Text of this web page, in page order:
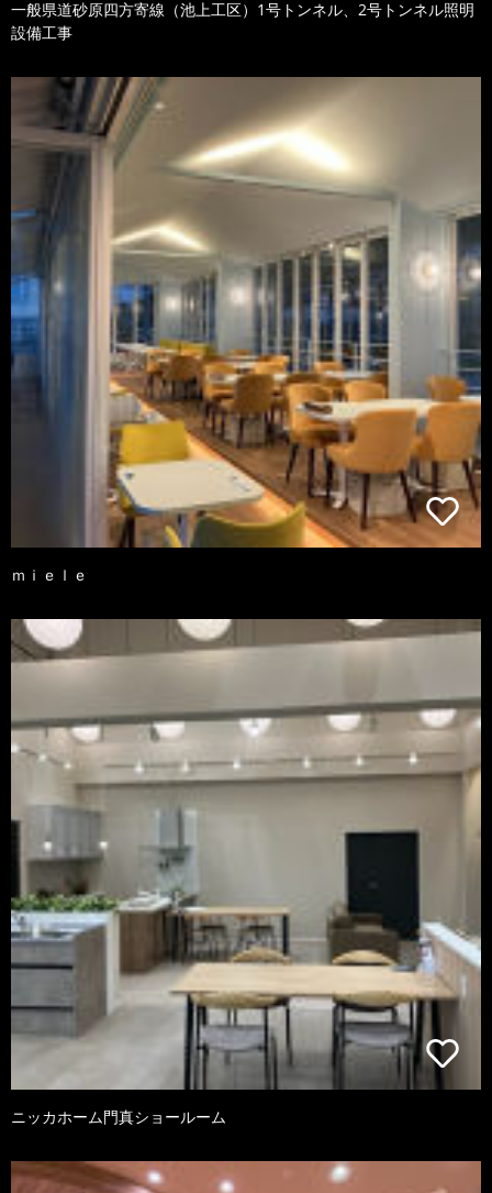
一般県道砂原四方寄線（池上工区）1号トンネル、2号トンネル照明
設備工事
ｍｉｅｌｅ
ニッカホーム門真ショールーム